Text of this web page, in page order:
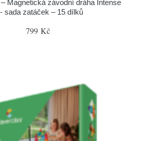
Magnetická závodní dráha Intense
- sada zatáček – 15 dílků
799 Kč